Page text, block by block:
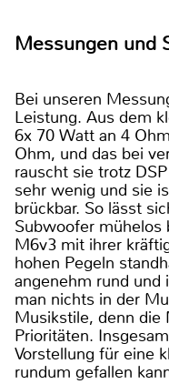
Messungen und
Bei unseren
Leistung. Aus dem
6x 70 Watt an 4
Ohm, und das bei
rauscht sie trotz
sehr wenig und sie
brückbar. So lässt
Subwoofer mühelos
M6v3 mit ihrer
hohen Pegeln
angenehm rund und
man nichts in der
Musikstile, denn die
Prioritäten.
Vorstellung für eine
rundum gefallen